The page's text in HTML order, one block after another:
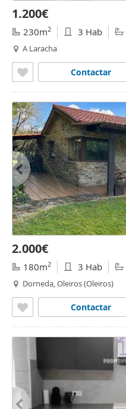
1.200€
230m2 3 Hab
A Laracha
Contactar
2.000€
180m2 3 Hab
Dorneda, Oleiros (Oleiros)
Contactar